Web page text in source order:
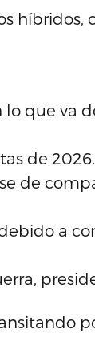
híbridos,
que va
de
de
a